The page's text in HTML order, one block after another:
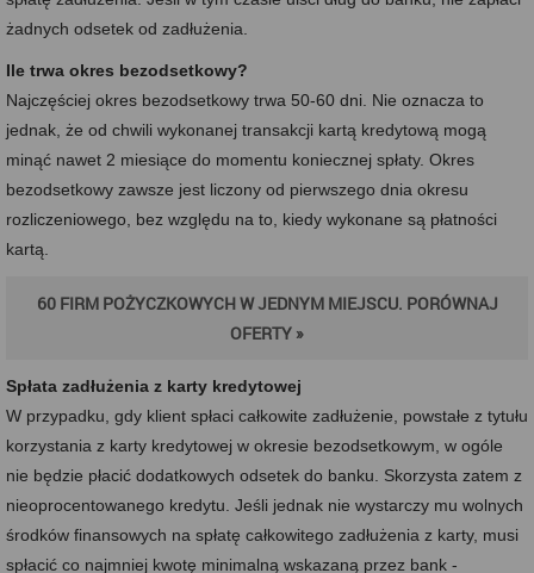
żadnych odsetek od zadłużenia.
Ile trwa okres bezodsetkowy?
Najczęściej okres bezodsetkowy trwa 50-60 dni. Nie oznacza to
jednak, że od chwili wykonanej transakcji kartą kredytową mogą
minąć nawet 2 miesiące do momentu koniecznej spłaty. Okres
bezodsetkowy zawsze jest liczony od pierwszego dnia okresu
rozliczeniowego, bez względu na to, kiedy wykonane są płatności
kartą.
60 FIRM POŻYCZKOWYCH W JEDNYM MIEJSCU. PORÓWNAJ
OFERTY »
Spłata zadłużenia z karty kredytowej
W przypadku, gdy klient spłaci całkowite zadłużenie, powstałe z tytułu
korzystania z karty kredytowej w okresie bezodsetkowym, w ogóle
nie będzie płacić dodatkowych odsetek do banku. Skorzysta zatem z
nieoprocentowanego kredytu. Jeśli jednak nie wystarczy mu wolnych
środków finansowych na spłatę całkowitego zadłużenia z karty, musi
spłacić co najmniej kwotę minimalną wskazaną przez bank -